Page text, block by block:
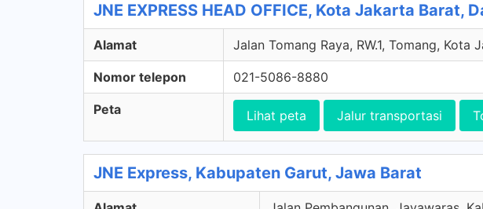
JNE EXPRESS HEAD OFFICE, Kota Jakarta Barat,
Alamat Jalan Tomang Raya, RW.1, Tomang,
Nomor telepon 021-5086-8880
Peta Lihat peta Jalur transportasi
JNE Express, Kabupaten Garut, Jawa Barat